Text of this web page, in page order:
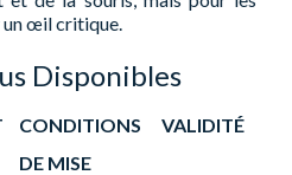
un œil critique.
Disponibles
CONDITIONS
DE MISE
VALIDITÉ